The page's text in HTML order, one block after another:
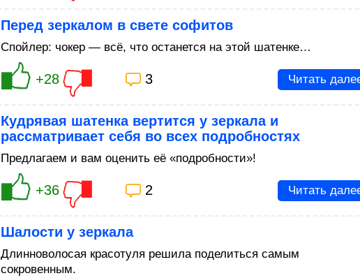
Перед зеркалом в свете софитов
Спойлер: чокер — всё, что останется на этой шатенке…
+28 3 Читать
Кудрявая шатенка вертится у зеркала и
рассматривает себя во всех подробностях
Предлагаем и вам оценить её «подробности»!
+36 2 Читать
Шалости у зеркала
Длинноволосая красотуля решила поделиться самым
сокровенным.